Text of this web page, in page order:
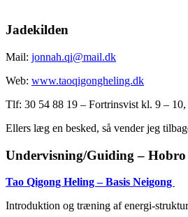
Jadekilden
Mail: jonnah.qi@mail.dk
Web: www.taoqigongheling.dk
Tlf: 30 54 88 19 – Fortrinsvist kl. 9 – 10,
Ellers læg en besked, så vender jeg
Undervisning/Guiding –
Tao Qigong Heling – Basis Neigong
Introduktion og træning af energi-